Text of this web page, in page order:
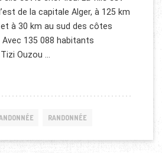
de la capitale Alger, à 125 km
et à 30 km au sud des côtes
135 088 habitants
Ouzou …
TIZI OUZOU, ALGÉRIE
RANDONNÉE